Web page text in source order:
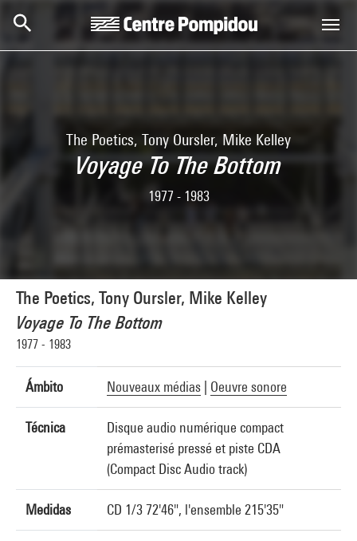
The Poetics, Tony Oursler, Mike Kelley
Voyage To The Bottom
1977 - 1983
The Poetics, Tony Oursler, Mike Kelley
Voyage To The Bottom
1977 - 1983
Ámbito Nouveaux médias Oeuvre sonore
Técnica
Disque audio numérique compact
prémasterisé pressé et piste CDA
(Compact Disc Audio track)
Medidas CD 1/3 72'46", l'ensemble 215'35"